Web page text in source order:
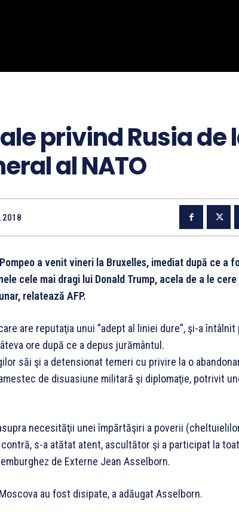
privind Rusia de
al NATO
2018
a venit vineri la Bruxelles, imediat după ce a
cele mai dragi lui Donald Trump, acela de a le
relatează AFP.
are reputaţia unui ”adept al liniei dure”, şi-a
ore după ce a depus jurământul.
săi şi a detensionat temeri cu privire la o
de disuasiune militară şi diplomaţie, potrivit
necesităţii unei împărtăşiri a poverii
s-a atătat atent, ascultător şi a participat la
de Externe Jean Asselborn.
au fost disipate, a adăugat Asselborn.